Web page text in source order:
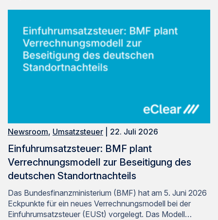
Newsroom, Umsatzsteuer | 22. Juli 2026
Einfuhrumsatzsteuer: BMF plant
Verrechnungsmodell zur Beseitigung des
deutschen Standortnachteils
Das Bundesfinanzministerium (BMF) hat am 5. Juni 2026
Eckpunkte für ein neues Verrechnungsmodell bei der
Einfuhrumsatzsteuer (EUSt) vorgelegt. Das Modell…